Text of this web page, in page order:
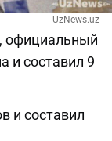
UzNews.uz
официальный
и составил 9
и составил